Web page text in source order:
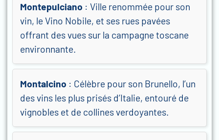
Montepulciano : Ville renommée pour son
vin, le Vino Nobile, et ses rues pavées
offrant des vues sur la campagne toscane
environnante.
Montalcino : Célèbre pour son Brunello, l’un
des vins les plus prisés d’Italie, entouré de
vignobles et de collines verdoyantes.